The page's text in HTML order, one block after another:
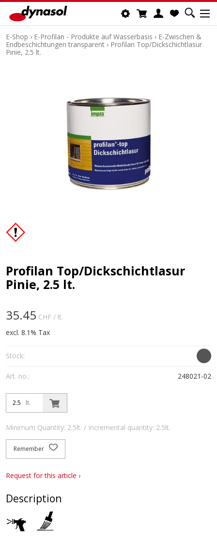
E-Shop › E-Profilan - Produkte auf Wasserbasis › E-Zwischen &
Endbeschichtungen transparent › Profilan Top/Dickschichtlasur
Pinie, 2.5 lt.
Profilan Top/Dickschichtlasur
Pinie, 2.5 lt.
35.45 CHF / lt.
excl. 8.1% Tax
Stock:
Art. no.: 248021-02
lt.
Minimum Quantity: 2.5lt. / Incremental quantity: 2.5lt.
Remember
Request for this article ›
Description